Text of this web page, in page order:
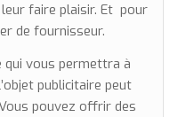
faire plaisir. Et pour
de fournisseur.
qui vous permettra à
publicitaire peut
pouvez offrir des